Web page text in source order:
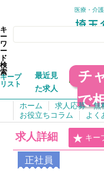
医療・介
キ
ー
ワ
ー
ド
検
索
キープ
リスト
最近見
た求人
チ
で
ホーム 求人応募・無
お役立ちコラム
よく
求人詳細 キー
正社員